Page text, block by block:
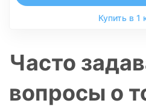
Купить в 1
Часто
вопросы о